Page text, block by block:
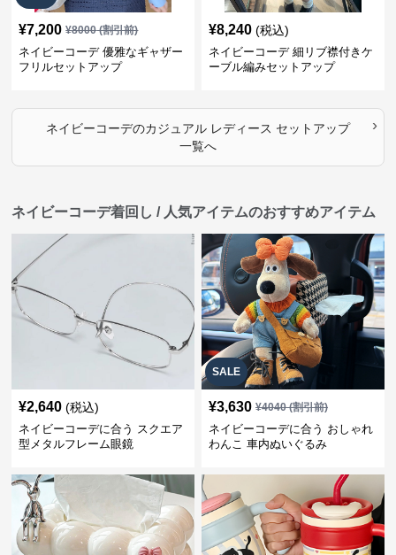
¥7,200 ¥8000(割引前)
ネイビーコーデ 優雅なギャザー
フリルセットアップ
¥8,240 (税込)
ネイビーコーデ 細リブ襟付きケ
ーブル編みセットアップ
ネイビーコーデのカジュアル レディース セットアップ
一覧へ
›
ネイビーコーデ着回し / 人気アイテムのおすすめアイテム
¥2,640 (税込)
ネイビーコーデに合う スクエア
型メタルフレーム眼鏡
SALE
¥3,630 ¥4040(割引前)
ネイビーコーデに合う おしゃれ
わんこ 車内ぬいぐるみ